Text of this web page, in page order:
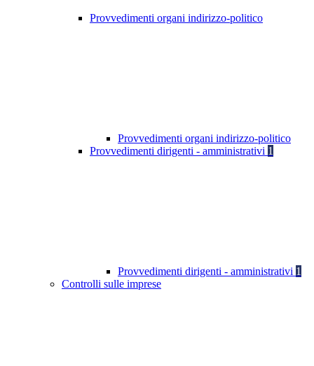
Provvedimenti organi indirizzo-politico
Provvedimenti organi indirizzo-politico
Provvedimenti dirigenti - amministrativi 1
Provvedimenti dirigenti - amministrativi 1
Controlli sulle imprese